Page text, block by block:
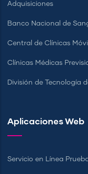
Adquisiciones
Banco Nacional de
Central de Clínicas
Clínicas Médicas
División de Tecnología
Aplicaciones Web
Servicio en Línea